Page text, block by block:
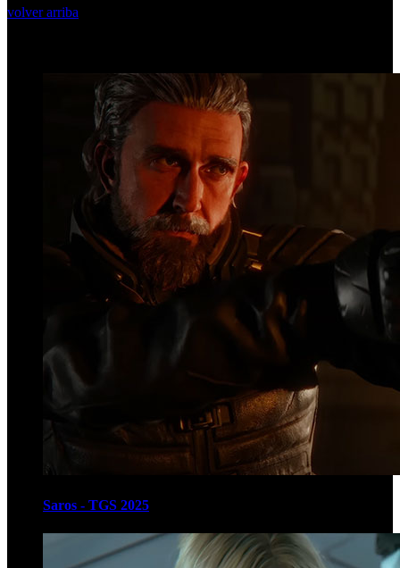
volver arriba
Saros - TGS 2025